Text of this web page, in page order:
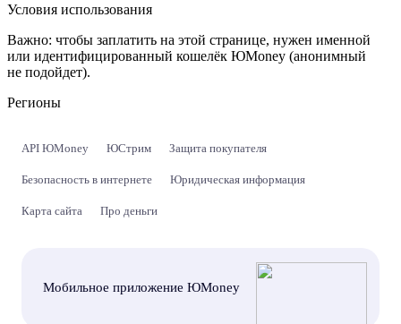
Условия использования
Важно: чтобы заплатить на этой странице, нужен именной
или идентифицированный кошелёк ЮMoney (анонимный
не подойдет).
Регионы
API ЮMoney ЮСтрим Защита покупателя
Безопасность в интернете Юридическая информация
Карта сайта Про деньги
Мобильное приложение ЮMoney